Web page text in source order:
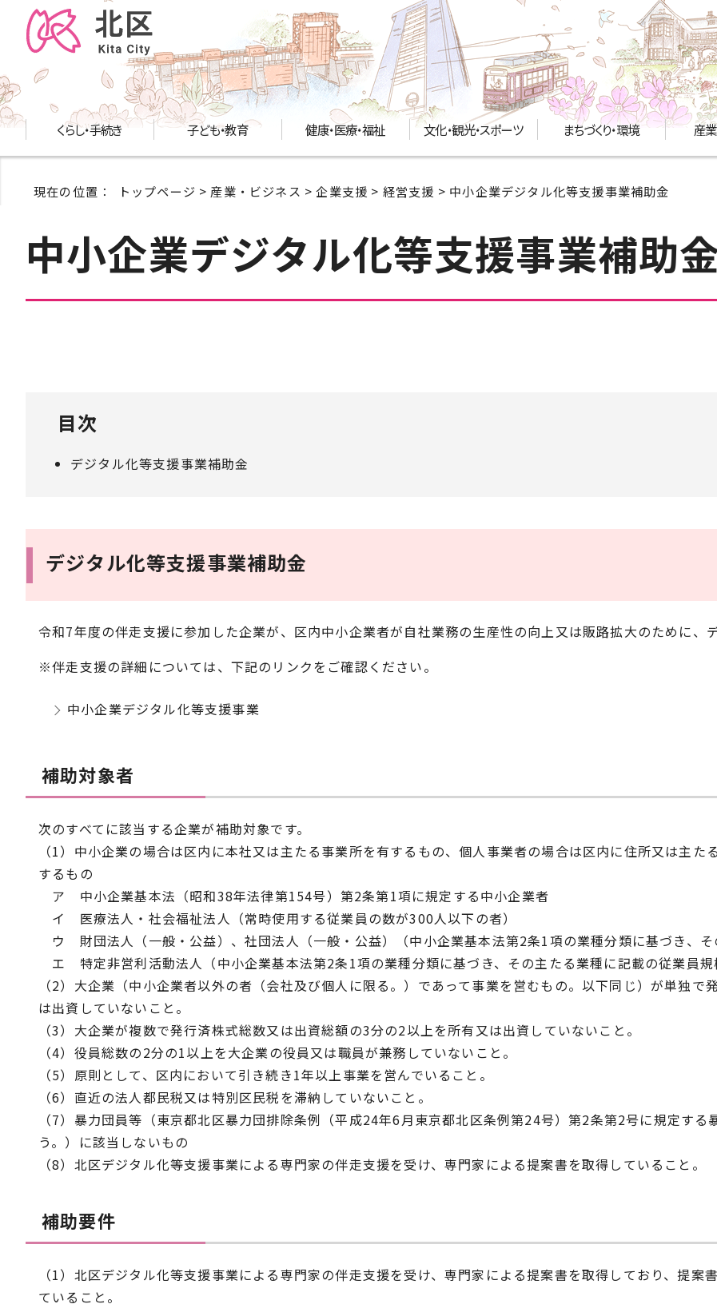
くらし・手続き 子ども・教育 健康・医療・福祉 文化・観光・スポーツ まちづくり・環境 産
現在の位置： トップページ > 産業・ビジネス >企業支援 > 経営支援 > 中小企業デジタル化等支援事業補助金
中小企業デジタル化等支援事業補助
目次
デジタル化等支援事業補助金
デジタル化等支援事業補助金
令和7年度の伴走支援に参加した企業が、区内中小企業者が自社業務の生産性の向上又は販路拡大のために、
※伴走支援の詳細については、下記のリンクをご確認ください。
中小企業デジタル化等支援事業
補助対象者
次のすべてに該当する企業が補助対象です。
（1）中小企業の場合は区内に本社又は主たる事業所を有するもの、個人事業者の場合は区内に住所又は主
するもの
ア 中小企業基本法（昭和38年法律第154号）第2条第1項に規定する中小企業者
イ 医療法人・社会福祉法人（常時使用する従業員の数が300人以下の者）
ウ 財団法人（一般・公益）、社団法人（一般・公益）（中小企業基本法第2条1項の業種分類に基づき、そ
エ 特定非営利活動法人（中小企業基本法第2条1項の業種分類に基づき、その主たる業種に記載の従業員規
（2）大企業（中小企業者以外の者（会社及び個人に限る。）であって事業を営むもの。以下同じ）が単独
は出資していないこと。
（3）大企業が複数で発行済株式総数又は出資総額の3分の2以上を所有又は出資していないこと。
（4）役員総数の2分の1以上を大企業の役員又は職員が兼務していないこと。
（5）原則として、区内において引き続き1年以上事業を営んでいること。
（6）直近の法人都民税又は特別区民税を滞納していないこと。
（7）暴力団員等（東京都北区暴力団排除条例（平成24年6月東京都北区条例第24号）第2条第2号に規定す
う。）に該当しないもの
（8）北区デジタル化等支援事業による専門家の伴走支援を受け、専門家による提案書を取得していること。
補助要件
（1）北区デジタル化等支援事業による専門家の伴走支援を受け、専門家による提案書を取得しており、提案
ていること。